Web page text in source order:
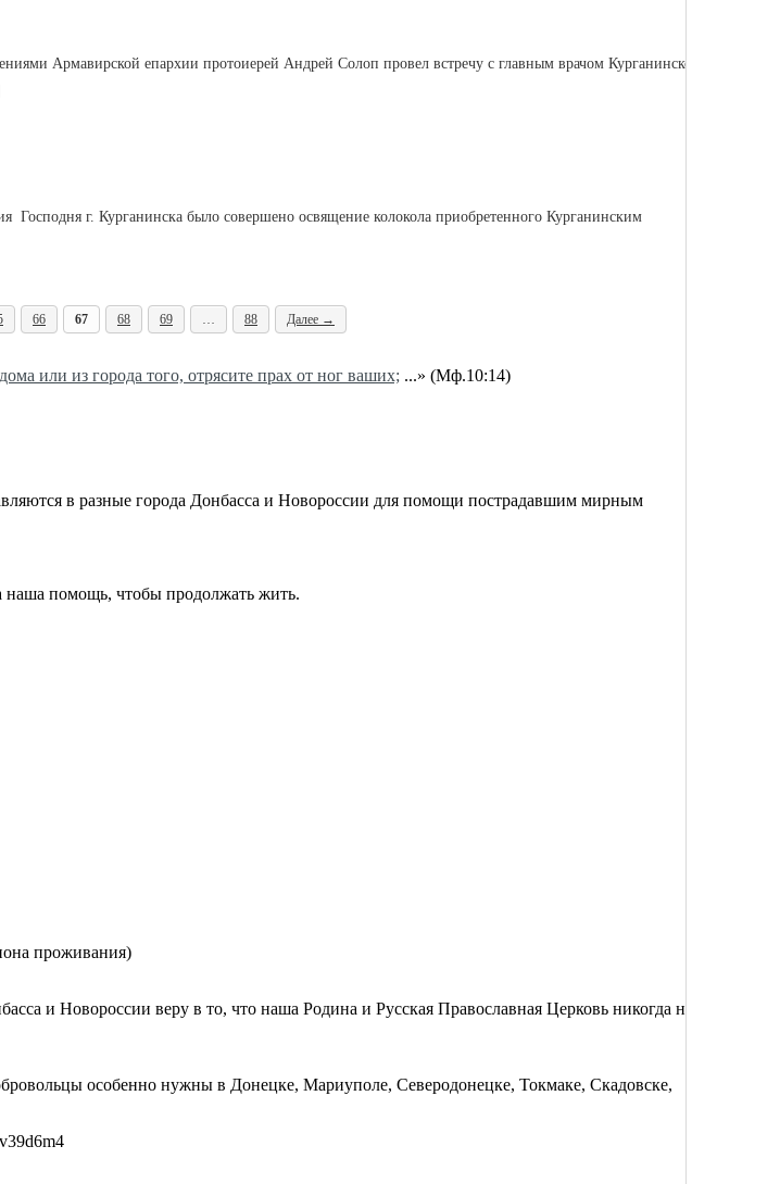
Армавирской епархии протоиерей Андрей Солоп провел встречу с главным врачом Курганинской
г. Курганинска было совершено освящение колокола приобретенного Курганинским
66 67 68 69 … 88 Далее →
или из города того, отрясите прах от ног ваших; ...» (Мф.10:14)
в разные города Донбасса и Новороссии для помощи пострадавшим мирным
помощь, чтобы продолжать жить.
проживания)
и Новороссии веру в то, что наша Родина и Русская Православная Церковь никогда не
особенно нужны в Донецке, Мариуполе, Северодонецке, Токмаке, Скадовске,